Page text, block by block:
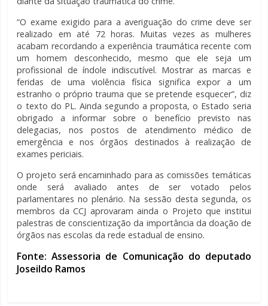
“O exame exigido para a averiguação do crime deve ser
realizado em até 72 horas. Muitas vezes as mulheres
acabam recordando a experiência traumática recente com
um homem desconhecido, mesmo que ele seja um
profissional de índole indiscutível. Mostrar as marcas e
feridas de uma violência física significa expor a um
estranho o próprio trauma que se pretende esquecer”, diz
o texto do PL. Ainda segundo a proposta, o Estado seria
obrigado a informar sobre o benefício previsto nas
delegacias, nos postos de atendimento médico de
emergência e nos órgãos destinados à realização de
exames periciais.
O projeto será encaminhado para as comissões temáticas
onde será avaliado antes de ser votado pelos
parlamentares no plenário. Na sessão desta segunda, os
membros da CCJ aprovaram ainda o Projeto que institui
palestras de conscientização da importância da doação de
órgãos nas escolas da rede estadual de ensino.
Fonte: Assessoria de Comunicação do deputado
Joseildo Ramos